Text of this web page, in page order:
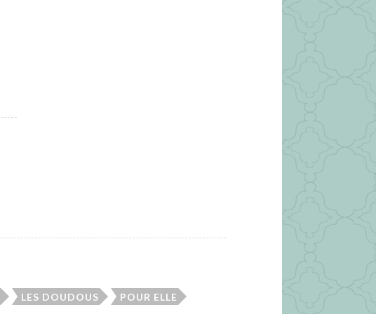
LES DOUDOUS POUR ELLE